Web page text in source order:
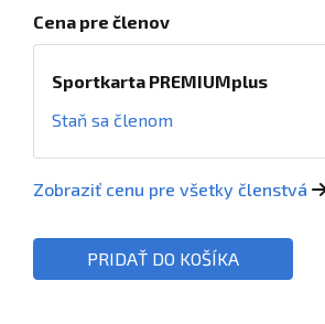
Cena pre členov
Sportkarta PREMIUMplus
Staň sa členom
Zobraziť cenu pre všetky členstvá
PRIDAŤ DO KOŠÍKA